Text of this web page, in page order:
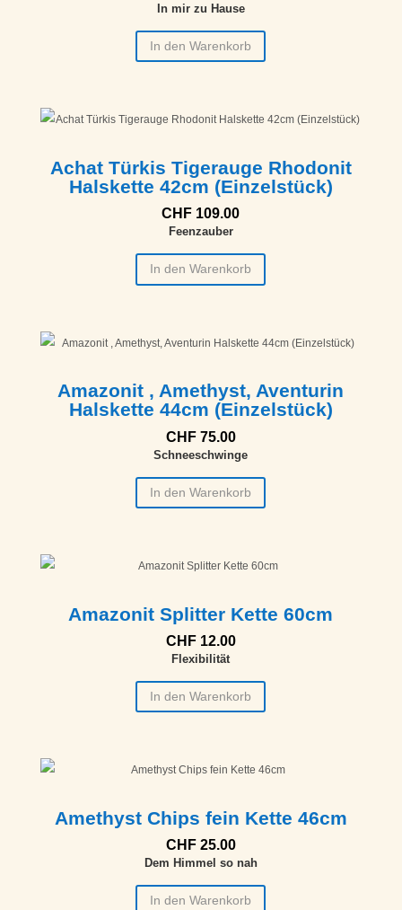
In mir zu Hause
In den Warenkorb
Achat Türkis Tigerauge Rhodonit
Halskette 42cm (Einzelstück)
CHF 109.00
Feenzauber
In den Warenkorb
Amazonit , Amethyst, Aventurin
Halskette 44cm (Einzelstück)
CHF75.00
Schneeschwinge
In den Warenkorb
Amazonit Splitter Kette 60cm
CHF12.00
Flexibilität
In den Warenkorb
Amethyst Chips fein Kette 46cm
CHF25.00
Dem Himmel so nah
In den Warenkorb